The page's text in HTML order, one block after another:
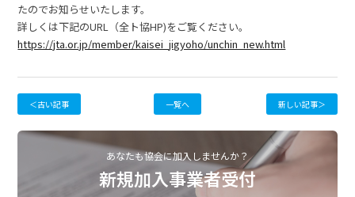
たのでお知らせいたします。
詳しくは下記のURL（全ト協HP)をご覧ください。
https://jta.or.jp/member/kaisei_jigyoho/unchin_new.html
＜古い記事 一覧へ 新しい記事＞
あなたも協会に加入しませんか？
新規加入事業者受付